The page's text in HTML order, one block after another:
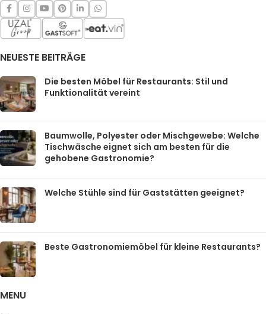
NEUESTE BEITRÄGE
Die besten Möbel für Restaurants: Stil und
Funktionalität vereint
Baumwolle, Polyester oder Mischgewebe: Welche
Tischwäsche eignet sich am besten für die
gehobene Gastronomie?
Welche Stühle sind für Gaststätten geeignet?
Beste Gastronomiemöbel für kleine Restaurants?
MENU